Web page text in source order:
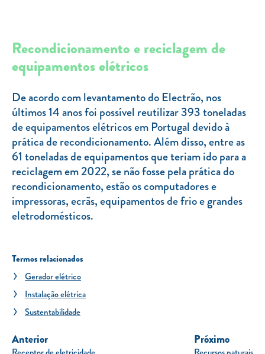
Recondicionamento e reciclagem de
equipamentos elétricos
De acordo com levantamento do Electrão, nos
últimos 14 anos foi possível reutilizar 393 toneladas
de equipamentos elétricos em Portugal devido à
prática de recondicionamento. Além disso, entre as
61 toneladas de equipamentos que teriam ido para a
reciclagem em 2022, se não fosse pela prática do
recondicionamento, estão os computadores e
impressoras, ecrãs, equipamentos de frio e grandes
eletrodomésticos.
Termos relacionados
Gerador elétrico
Instalação elétrica
Sustentabilidade
Anterior Próximo